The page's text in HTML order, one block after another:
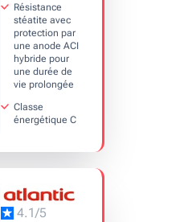
Résistance
stéatite avec
protection par
une anode ACI
hybride pour
une durée de
vie prolongée
Classe
énergétique C
4.1/5